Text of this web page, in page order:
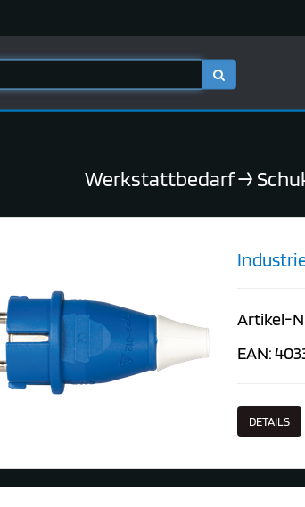
Werkstattbedarf→
Artikel-
EAN:
DETAILS